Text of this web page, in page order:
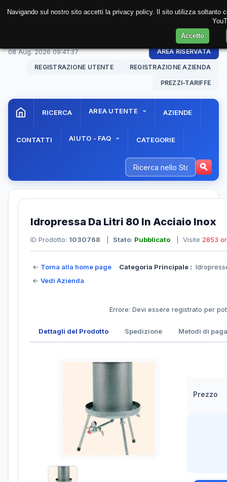
08 Aug. 202609:41:37 AREA RISERVATA
REGISTRAZIONE UTENTE REGISTRAZIONE AZIENDA
PREZZI-TARIFFE
RICERCA AREA UTENTE AZIENDE
CONTATTI AIUTO - FAQ CATEGORIE
Idropressa Da Litri 80 In Acciaio Inox
ID Prodotto: 1030768 Stato: Pubblicato | Visite 2853
← Torna alla home page
← Vedi Azienda
Categoria Principale :
Errore: Devi essere registrato per
Dettagli del Prodotto Spedizione Metodi di
Prezzo
Navigando sul nostro sito accetti la privacy policy. Il sito utilizza soltanto
Accetto